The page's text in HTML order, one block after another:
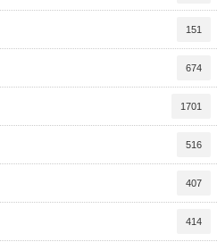
151
674
1701
516
407
414